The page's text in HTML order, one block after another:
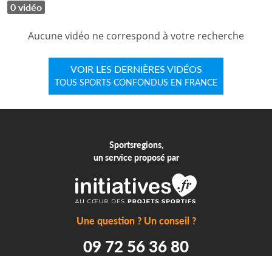
0 vidéo
Aucune vidéo ne correspond à votre recherche
VOIR LES DERNIÈRES VIDÉOS
TOUS SPORTS CONFONDUS EN FRANCE
Sportsregions,
un service proposé par
Une question ? Un conseil ?
09 72 56 36 80